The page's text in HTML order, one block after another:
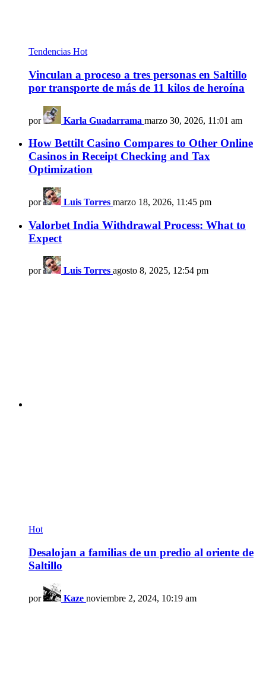
Tendencias Hot
Vinculan a proceso a tres personas en Saltillo
por transporte de más de 11 kilos de heroína
por Karla Guadarrama marzo 30, 2026, 11:01 am
How Bettilt Casino Compares to Other Online
Casinos in Receipt Checking and Tax
Optimization
por Luis Torres marzo 18, 2026, 11:45 pm
Valorbet India Withdrawal Process: What to
Expect
por Luis Torres agosto 8, 2025, 12:54 pm
Hot
Desalojan a familias de un predio al oriente de
Saltillo
por Kaze noviembre 2, 2024, 10:19 am